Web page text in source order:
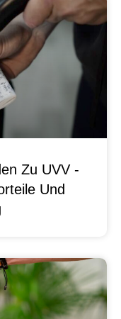
Zu UVV -
Und